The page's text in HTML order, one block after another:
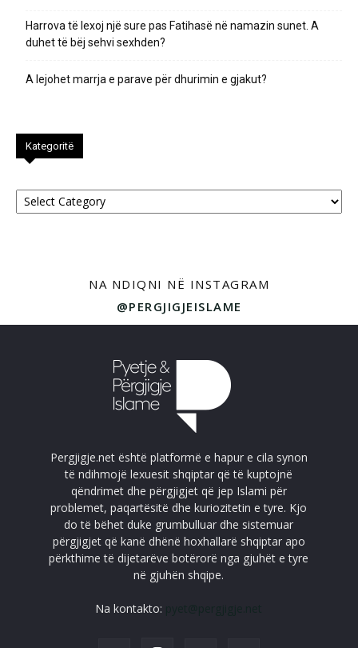
Harrova të lexoj një sure pas Fatihasë në namazin sunet. A
duhet të bëj sehvi sexhden?
A lejohet marrja e parave për dhurimin e gjakut?
Kategoritë
Kategoritë
NA NDIQNI NË INSTAGRAM
@PERGJIGJEISLAME
Pergjigje.net është platformë e hapur e cila synon
të ndihmojë lexuesit shqiptar që të kuptojnë
qëndrimet dhe përgjigjet që jep Islami për
problemet, paqartësitë dhe kuriozitetin e tyre. Kjo
do të bëhet duke grumbulluar dhe sistemuar
përgjigjet që kanë dhënë hoxhallarë shqiptar apo
përkthime të dijetarëve botërorë nga gjuhët e tyre
në gjuhën shqipe.
Na kontakto: